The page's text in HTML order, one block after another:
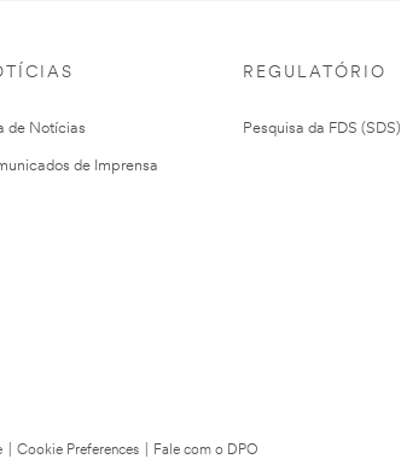
de Notícias
de Imprensa
REGULATÓRIO
Pesquisa da FDS (SDS)
Cookie Preferences
Fale com o DPO